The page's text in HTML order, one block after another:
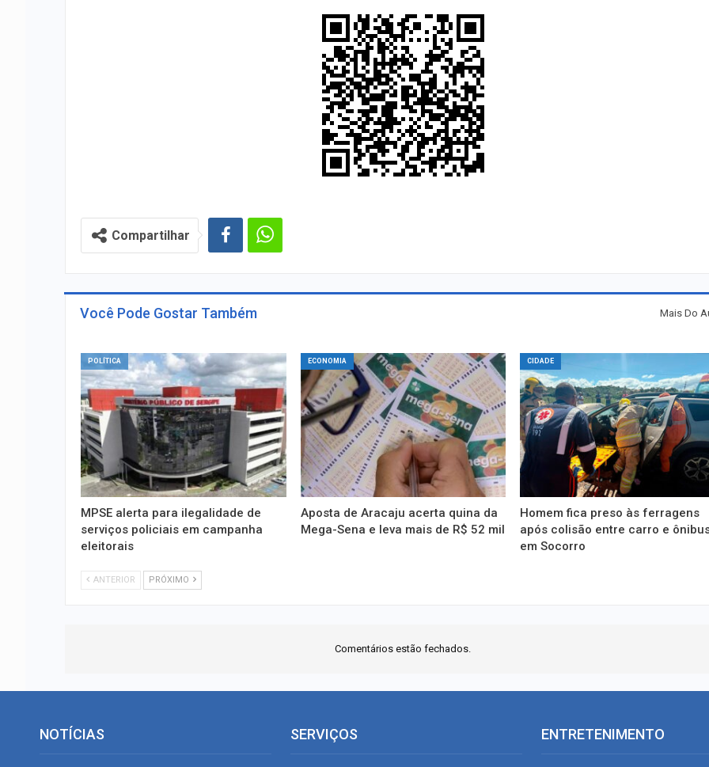
Compartilhar
Você Pode Gostar Também Mais Do
POLÍTICA
MPSE alerta para ilegalidade de
serviços policiais em campanha
eleitorais
ECONOMIA
Aposta de Aracaju acerta quina da
Mega-Sena e leva mais de R$ 52 mil
CIDADE
Homem fica preso às ferragens
após colisão entre carro e
em Socorro
ANTERIOR PRÓXIMO
Comentários estão fechados.
NOTÍCIAS SERVIÇOS ENTRETENIMENTO